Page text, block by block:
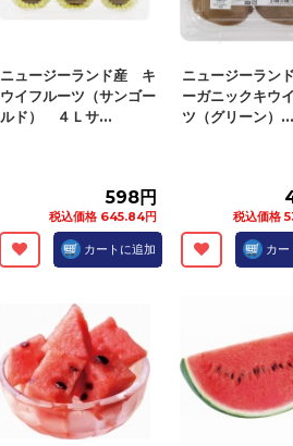
ニュージーランド産 キ
ウイフルーツ（サンゴー
ルド） ４Ｌサ...
598円
税込価格 645.84円
カートに追加
ニュージーラン
ーガニックキウ
ツ（グリーン）...
税込価格
カー